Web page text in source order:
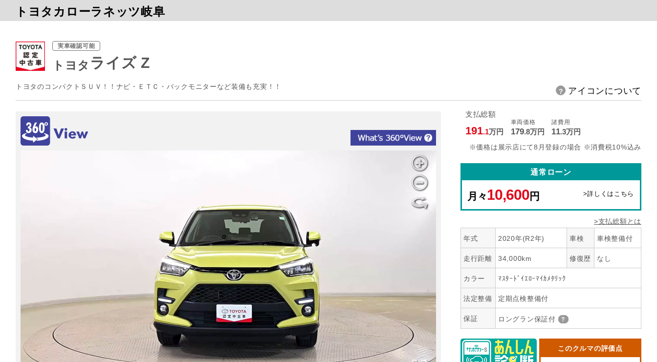
トヨタカローラネッツ岐阜
実車確認可能
トヨタ ライズ Z
トヨタのコンパクトＳＵＶ！！ナビ・ＥＴＣ・バックモニターなど装備も充実！！ アイコンについて
支払総額
191.1万円
車両価格
179.8万円
諸費用
11.3万円
※価格は展示店にて8月登録の場合 ※消費税10%込み
通常ローン
月々10,600円 >詳しくはこちら
>支払総額とは
年式 2020年(R2年) 車検 車検整備付
走行距離 34,000km 修復歴 なし
カラー ﾏｽﾀｰﾄﾞｲｴﾛｰﾏｲｶﾒﾀﾘｯｸ
法定整備 定期点検整備付
保証 ロングラン保証付
このクルマの評価点